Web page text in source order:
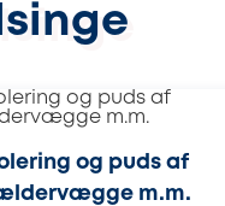
og puds af
m.m.